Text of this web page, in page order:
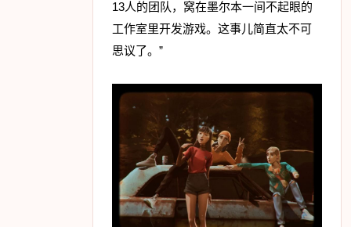
13人的团队，窝在墨尔本一间不起眼的
工作室里开发游戏。这事儿简直太不可
思议了。”